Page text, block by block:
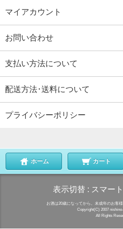
マイアカウント
お問い合わせ
支払い方法について
配送方法･送料について
プライバシーポリシー
ホーム カート
表示切替 : スマー
お酒は20歳になってから。未成年のお客
Copyright(C) 2007
All Rights